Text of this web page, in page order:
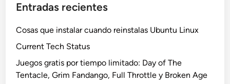
Entradas recientes
Cosas que instalar cuando reinstalas Ubuntu Linux
Current Tech Status
Juegos gratis por tiempo limitado: Day of The
Tentacle, Grim Fandango, Full Throttle y Broken Age